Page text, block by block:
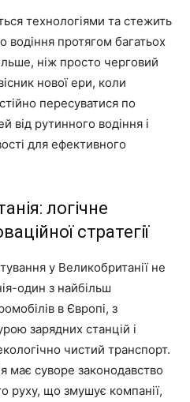
технологіями та стежить
водіння протягом багатьох
ніж просто черговий
нової ери, коли
пересуватися по
від рутинного водіння і
для ефективного
логічне
стратегії
у Великобританії не
один з найбільш
в Європі, з
зарядних станцій і
чистий транспорт.
має суворе законодавство
руху, що змушує компанії,